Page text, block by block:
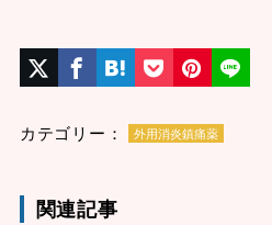
カテゴリー： 外用消炎鎮痛薬
関連記事